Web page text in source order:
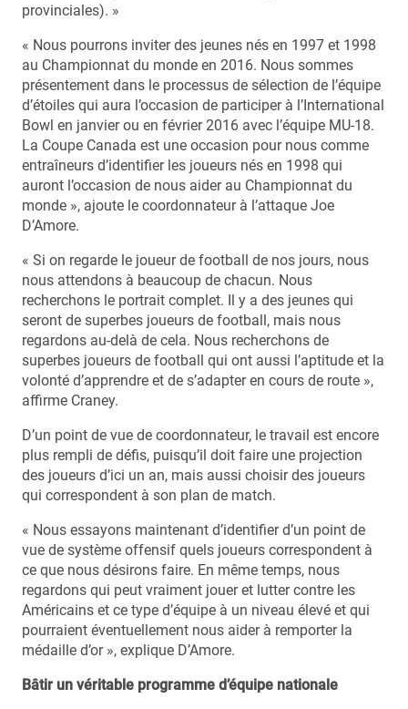
provinciales). »
« Nous pourrons inviter des jeunes nés en 1997 et 1998
au Championnat du monde en 2016. Nous sommes
présentement dans le processus de sélection de l’équipe
d’étoiles qui aura l’occasion de participer à l’International
Bowl en janvier ou en février 2016 avec l’équipe MU-18.
La Coupe Canada est une occasion pour nous comme
entraîneurs d’identifier les joueurs nés en 1998 qui
auront l’occasion de nous aider au Championnat du
monde », ajoute le coordonnateur à l’attaque Joe
D’Amore.
« Si on regarde le joueur de football de nos jours, nous
nous attendons à beaucoup de chacun. Nous
recherchons le portrait complet. Il y a des jeunes qui
seront de superbes joueurs de football, mais nous
regardons au-delà de cela. Nous recherchons de
superbes joueurs de football qui ont aussi l’aptitude et la
volonté d’apprendre et de s’adapter en cours de route »,
affirme Craney.
D’un point de vue de coordonnateur, le travail est encore
plus rempli de défis, puisqu’il doit faire une projection
des joueurs d’ici un an, mais aussi choisir des joueurs
qui correspondent à son plan de match.
« Nous essayons maintenant d’identifier d’un point de
vue de système offensif quels joueurs correspondent à
ce que nous désirons faire. En même temps, nous
regardons qui peut vraiment jouer et lutter contre les
Américains et ce type d’équipe à un niveau élevé et qui
pourraient éventuellement nous aider à remporter la
médaille d’or », explique D’Amore.
Bâtir un véritable programme d’équipe nationale